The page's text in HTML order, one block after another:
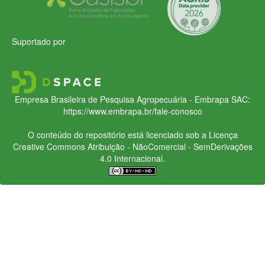
Suportado por
Empresa Brasileira de Pesquisa Agropecuária - Embrapa SAC:
https://www.embrapa.br/fale-conosco
O conteúdo do repositório está licenciado sob a Licença
Creative CommonsAtribuição - NãoComercial - SemDerivações
4.0 Internacional.